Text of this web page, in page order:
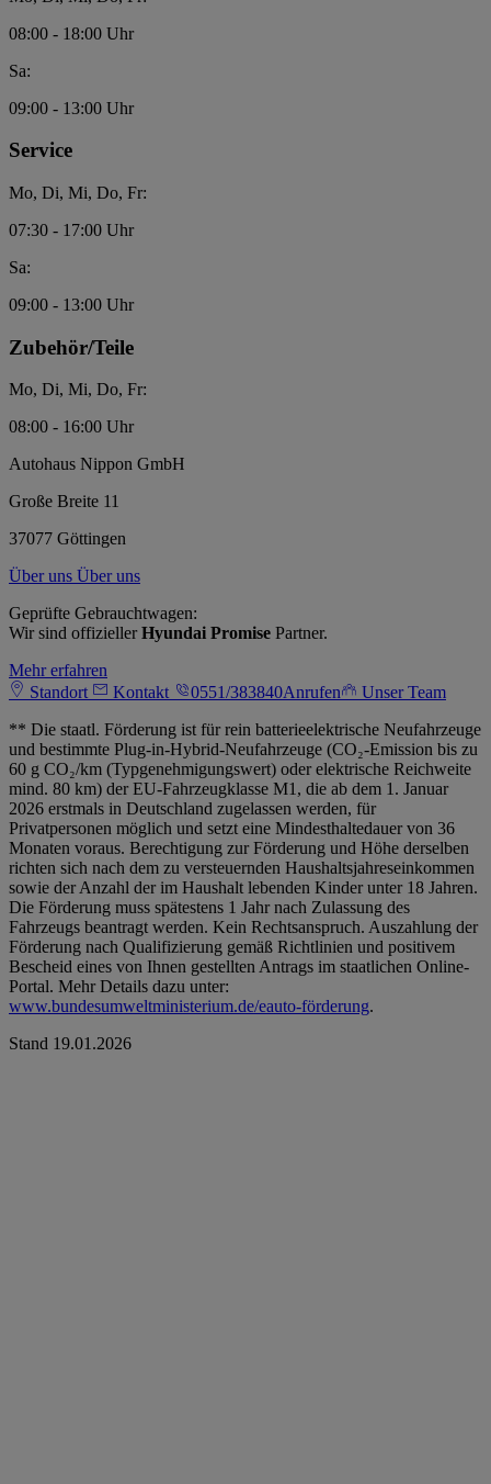
08:00 - 18:00 Uhr
Sa:
09:00 - 13:00 Uhr
Service
Mo, Di, Mi, Do, Fr:
07:30 - 17:00 Uhr
Sa:
09:00 - 13:00 Uhr
Zubehör/Teile
Mo, Di, Mi, Do, Fr:
08:00 - 16:00 Uhr
Autohaus Nippon GmbH
Große Breite 11
37077 Göttingen
Über uns Über uns
Geprüfte Gebrauchtwagen:
Wir sind offiziellerHyundai Promise Partner.
Mehr erfahren
Standort
Kontakt 0551/383840Anrufen
Unser Team
** Die staatl. Förderung ist für rein batterieelektrische Neufahrzeuge
und bestimmte Plug-in-Hybrid-Neufahrzeuge (CO₂-Emission bis zu
60 g CO₂/km (Typgenehmigungswert) oder elektrische Reichweite
mind. 80 km) der EU-Fahrzeugklasse M1, die ab dem 1. Januar
2026 erstmals in Deutschland zugelassen werden, für
Privatpersonen möglich und setzt eine Mindesthaltedauer von 36
Monaten voraus. Berechtigung zur Förderung und Höhe derselben
richten sich nach dem zu versteuernden Haushaltsjahreseinkommen
sowie der Anzahl der im Haushalt lebenden Kinder unter 18 Jahren.
Die Förderung muss spätestens 1 Jahr nach Zulassung des
Fahrzeugs beantragt werden. Kein Rechtsanspruch. Auszahlung der
Förderung nach Qualifizierung gemäß Richtlinien und positivem
Bescheid eines von Ihnen gestellten Antrags im staatlichen Online-
Portal. Mehr Details dazu unter:
www.bundesumweltministerium.de/eauto-förderung.
Stand 19.01.2026